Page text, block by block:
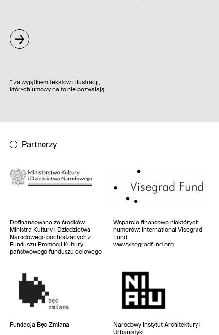
* za wyjątkiem tekstów i ilustracji,
których umowy na to nie pozwalają
Partnerzy
Dofinansowano ze środków
Ministra Kultury i Dziedzictwa
Narodowego pochodzących z
Funduszu Promocji Kultury –
państwowego funduszu celowego
Wsparcie finansowe niektórych
numerów: International Visegrad
Fund
www.visegradfund.org
Fundacja Bęc Zmiana Narodowy Instytut Architektury i
Urbanistyki